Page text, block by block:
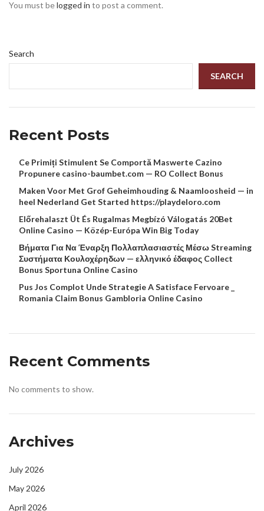
You must belogged in to post a comment.
Search
SEARCH
Recent Posts
Ce Primiți Stimulent Se Comportă Maswerte Cazino
Propunere casino-baumbet.com — RO Collect Bonus
Maken Voor Met Grof Geheimhouding & Naamloosheid — in
heel Nederland Get Started https://playdeloro.com
Előrehalaszt Üt És Rugalmas Megbízó Válogatás 20Bet
Online Casino — Közép-Európa Win Big Today
Βήματα Για Να Έναρξη Πολλαπλασιαστές Μέσω Streaming
Συστήματα Κουλοχέρηδων — ελληνικό έδαφος Collect
Bonus Sportuna Online Casino
Pus Jos Complot Unde Strategie A Satisface Fervoare _
Romania Claim Bonus Gambloria Online Casino
Recent Comments
No comments to show.
Archives
July 2026
May 2026
April 2026